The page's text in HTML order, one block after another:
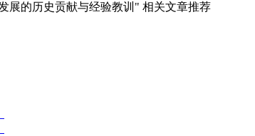
展的历史贡献与经验教训" 相关文章推荐